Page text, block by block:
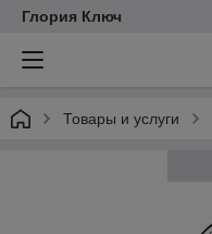
Глория Ключ
Товары и услуги